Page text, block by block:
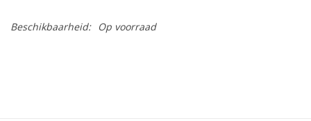
Beschikbaarheid: Op voorraad